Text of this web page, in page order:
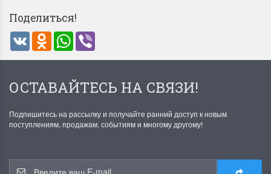
!! СКИДКА 20% ‼️ с 1 до 3 июня в
честь первого летнего дня
Чудетство...
1 июня 2024 11:29
22 мая 2024 13:01
Поделиться!
VK Odnoklassniki
WhatsApp
ОСТАВАЙТЕСЬ НА СВЯЗИ!
Подпишитесь на рассылку и получайте ранний доступ к новым
поступлениям, продажам, событиям и многому другому!